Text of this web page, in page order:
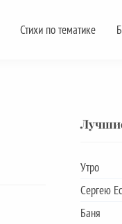
Стихи по тематике
Утро
Сергею
Баня